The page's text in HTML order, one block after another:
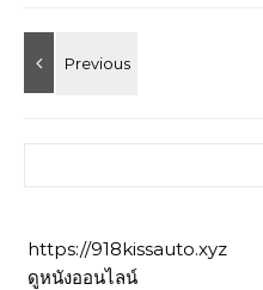
https://918kissauto.xyz
ดูหนังออนไลน์